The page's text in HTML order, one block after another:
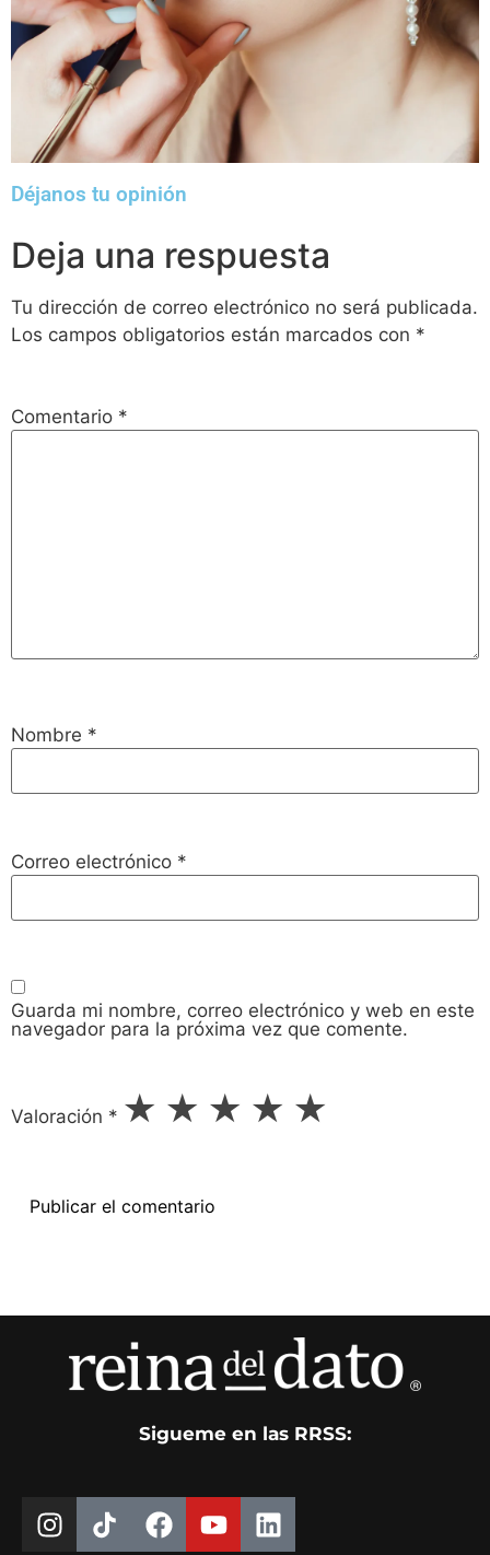
Déjanos tu opinión
Deja una respuesta
Tu dirección de correo electrónico no será publicada.
Los campos obligatorios están marcados con *
Comentario *
Nombre *
Correo electrónico *
Guarda mi nombre, correo electrónico y web en este
navegador para la próxima vez que comente.
Valoración * ★
★
★
★
★
Sigueme en las RRSS: